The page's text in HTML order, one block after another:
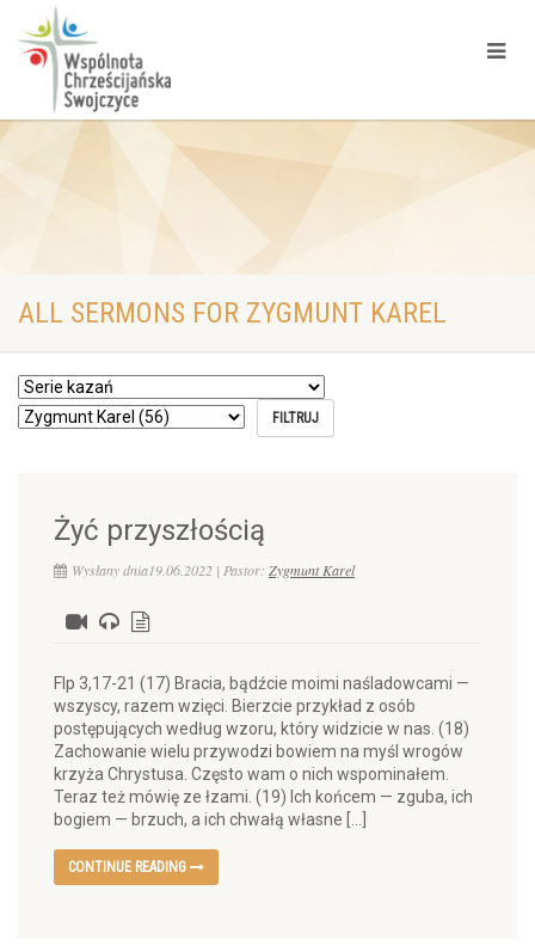
ALL SERMONS FOR ZYGMUNT KAREL
Żyć przyszłością
Wysłany dnia19.06.2022 | Pastor: Zygmunt Karel
Flp 3,17-21 (17) Bracia, bądźcie moimi naśladowcami —
wszyscy, razem wzięci. Bierzcie przykład z osób
postępujących według wzoru, który widzicie w nas. (18)
Zachowanie wielu przywodzi bowiem na myśl wrogów
krzyża Chrystusa. Często wam o nich wspominałem.
Teraz też mówię ze łzami. (19) Ich końcem — zguba, ich
bogiem — brzuch, a ich chwałą własne […]
CONTINUE READING